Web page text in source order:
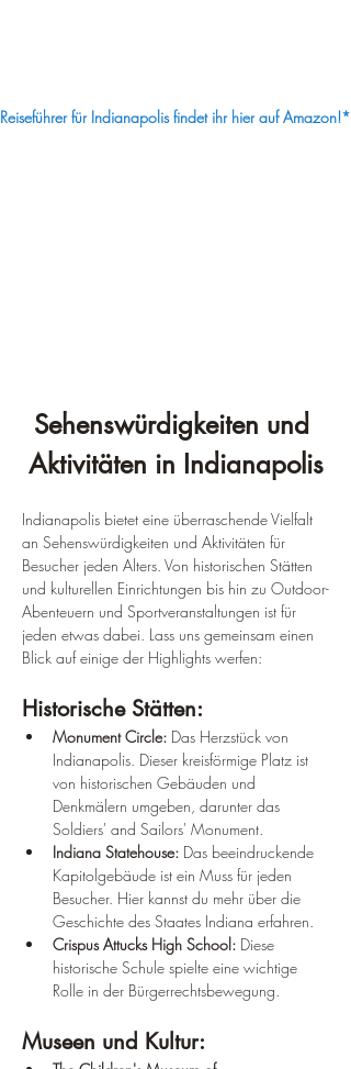
¡
Reiseführer für Indianapolis findet ihr hier auf Amazon!*
Sehenswürdigkeiten und
Aktivitäten in Indianapolis
Indianapolis bietet eine überraschende Vielfalt
an Sehenswürdigkeiten und Aktivitäten für
Besucher jeden Alters. Von historischen Stätten
und kulturellen Einrichtungen bis hin zu Outdoor-
Abenteuern und Sportveranstaltungen ist für
jeden etwas dabei. Lass uns gemeinsam einen
Blick auf einige der Highlights werfen:
Historische Stätten:
Monument Circle: Das Herzstück von
Indianapolis. Dieser kreisförmige Platz ist
von historischen Gebäuden und
Denkmälern umgeben, darunter das
Soldiers' and Sailors' Monument.
Indiana Statehouse: Das beeindruckende
Kapitolgebäude ist ein Muss für jeden
Besucher. Hier kannst du mehr über die
Geschichte des Staates Indiana erfahren.
Crispus Attucks High School: Diese
historische Schule spielte eine wichtige
Rolle in der Bürgerrechtsbewegung.
Museen und Kultur: